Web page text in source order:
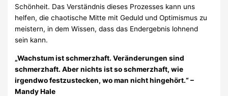
Schönheit. Das Verständnis dieses Prozesses kann uns
helfen, die chaotische Mitte mit Geduld und Optimismus zu
meistern, in dem Wissen, dass das Endergebnis lohnend
sein kann.
„Wachstum ist schmerzhaft. Veränderungen sind
schmerzhaft. Aber nichts ist so schmerzhaft, wie
irgendwo festzustecken, wo man nicht hingehört.“ –
Mandy Hale